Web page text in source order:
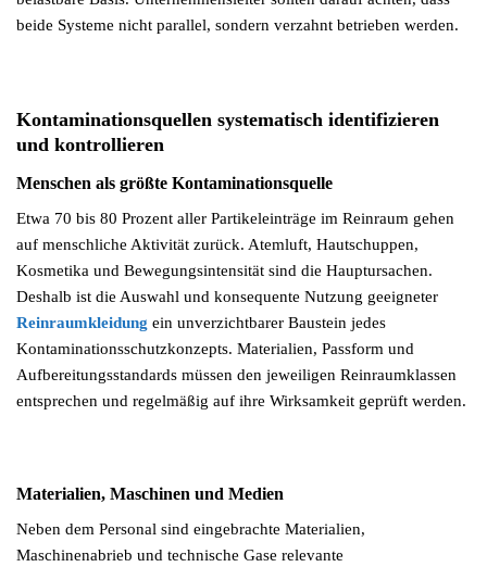
beide Systeme nicht parallel, sondern verzahnt betrieben werden.
Kontaminationsquellen systematisch identifizieren
und kontrollieren
Menschen als größte Kontaminationsquelle
Etwa 70 bis 80 Prozent aller Partikeleinträge im Reinraum gehen
auf menschliche Aktivität zurück. Atemluft, Hautschuppen,
Kosmetika und Bewegungsintensität sind die Hauptursachen.
Deshalb ist die Auswahl und konsequente Nutzung geeigneter
Reinraumkleidung ein unverzichtbarer Baustein jedes
Kontaminationsschutzkonzepts. Materialien, Passform und
Aufbereitungsstandards müssen den jeweiligen Reinraumklassen
entsprechen und regelmäßig auf ihre Wirksamkeit geprüft werden.
Materialien, Maschinen und Medien
Neben dem Personal sind eingebrachte Materialien,
Maschinenabrieb und technische Gase relevante